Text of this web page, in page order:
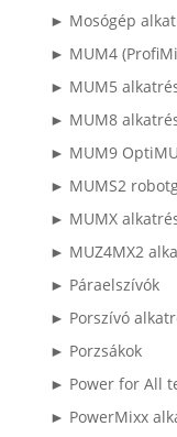
► Mosógép
► MUM4
► MUM5
► MUM8
► MUM9
► MUMS2
► MUMX
► MUZ4MX2
► Páraelszívók
► Porszívó
► Porzsákok
► Power for All
► PowerMixx